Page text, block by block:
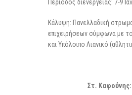
Περίοδος διενέργειας: 7-9
Κάλυψη: Πανελλαδική
επιχειρήσεων σύμφωνα με
και Υπόλοιπο Λιανικό
Στ. Καφούνης: